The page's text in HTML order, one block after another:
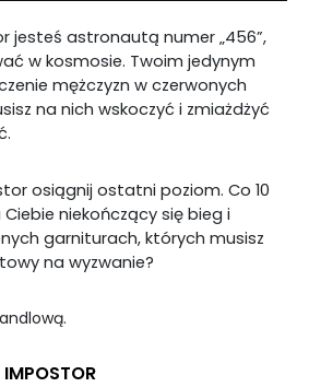
jesteś astronautą numer „456”,
w kosmosie. Twoim jedynym
mężczyzn w czerwonych
na nich wskoczyć i zmiażdżyć
osiągnij ostatni poziom. Co 10
niekończący się bieg i
garniturach, których musisz
na wyzwanie?